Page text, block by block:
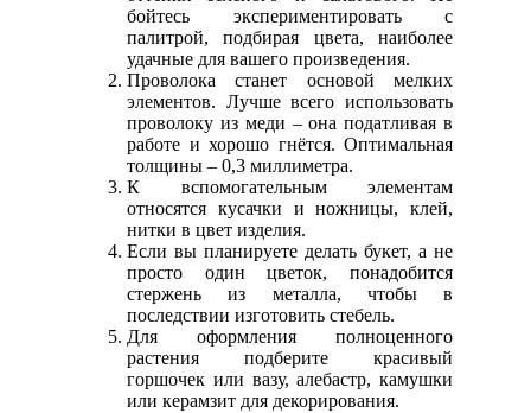
бойтесь экспериментировать с
палитрой, подбирая цвета, наиболее
удачные для вашего произведения.
Проволока станет основой мелких
элементов. Лучше всего использовать
проволоку из меди – она податливая в
работе и хорошо гнётся. Оптимальная
толщины – 0,3 миллиметра.
К вспомогательным элементам
относятся кусачки и ножницы, клей,
нитки в цвет изделия.
Если вы планируете делать букет, а не
просто один цветок, понадобится
стержень из металла, чтобы в
последствии изготовить стебель.
Для оформления полноценного
растения подберите красивый
горшочек или вазу, алебастр, камушки
или керамзит для декорирования.